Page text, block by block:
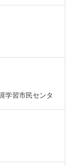
学習市民センタ